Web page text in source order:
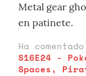
Metal gear
en patinete.
Ha
S16E24 -
Spaces,